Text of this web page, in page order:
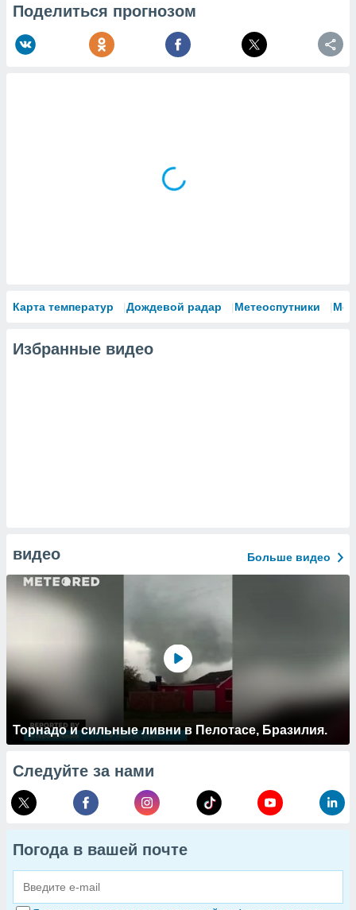
Поделиться прогнозом
Карта температур Дождевой радар Метеоспутники
Избранные видео
видео Больше видео
Торнадо и сильные ливни в Пелотасе, Бразилия.
Следуйте за нами
Погода в вашей почте